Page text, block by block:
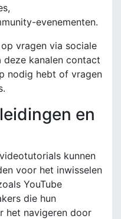
evenementen.
vragen via sociale
deze kanalen contact
nodig hebt of vragen
en
kunnen
voor het inwisselen
YouTube
die hun
het navigeren door